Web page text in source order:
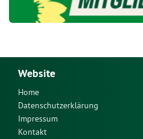
Website
Home
Datenschutzerklärung
Impressum
Kontakt